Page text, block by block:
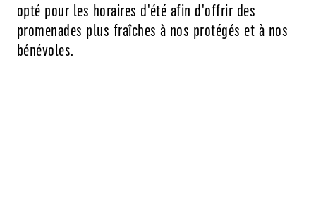
opté pour les horaires d'été afin d'offrir des
promenades plus fraîches à nos protégés et à nos
bénévoles.